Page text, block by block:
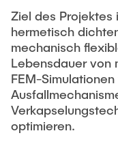
QSea
Rewire
SFB SMARTe
Ziel des Projektes
hermetisch
mechanisch
Lebensdauer von
FEM-
optimieren.